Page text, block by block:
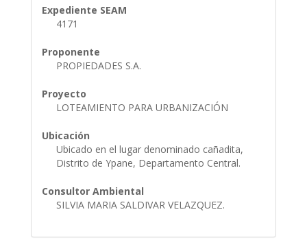
Expediente SEAM
4171
Proponente
PROPIEDADES S.A.
Proyecto
LOTEAMIENTO PARA URBANIZACIÓN
Ubicación
Ubicado en el lugar denominado cañadita,
Distrito de Ypane, Departamento Central.
Consultor Ambiental
SILVIA MARIA SALDIVAR VELAZQUEZ.